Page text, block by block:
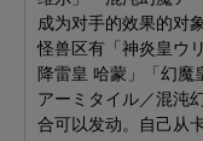
成为对手的效果的对
怪兽区有「神炎皇ウ
降雷皇 哈蒙」「幻魔
アーミタイル／混沌
合可以发动。自己从